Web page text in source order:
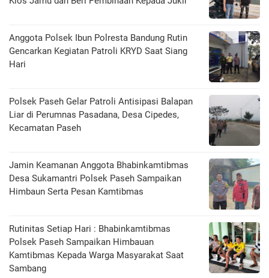
Anggota Polsek Ibun Polresta Bandung Rutin
Gencarkan Kegiatan Patroli KRYD Saat Siang
Hari
Polsek Paseh Gelar Patroli Antisipasi Balapan
Liar di Perumnas Pasadana, Desa Cipedes,
Kecamatan Paseh
Jamin Keamanan Anggota Bhabinkamtibmas
Desa Sukamantri Polsek Paseh Sampaikan
Himbaun Serta Pesan Kamtibmas
Rutinitas Setiap Hari : Bhabinkamtibmas
Polsek Paseh Sampaikan Himbauan
Kamtibmas Kepada Warga Masyarakat Saat
Sambang